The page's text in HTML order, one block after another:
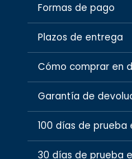
Formas de pago
Plazos de entrega
Cómo comprar en
Garantía de
100 días de prueba
30 días de prueba